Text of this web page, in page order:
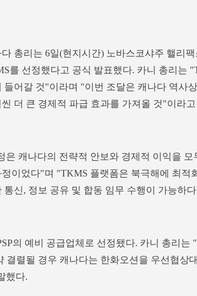
총리는 6일(현지시간) 노바스코샤주 핼리
를 선정했다고 공식 발표했다. 카니 총리는
들어갈 것"이라며 "이번 조달은 캐나다 역사
더 큰 경제적 파급 효과를 가져올 것"이라
은 캐나다의 전략적 안보와 경제적 이익을
이었다"며 "TKMS 플랫폼은 북극해에 최적
통신, 정보 공유 및 합동 임무 수행이 가능하
의 예비 공급업체로 선정됐다. 카니 총리는
결렬될 경우 캐나다는 한화오션을 우선협상
했다.